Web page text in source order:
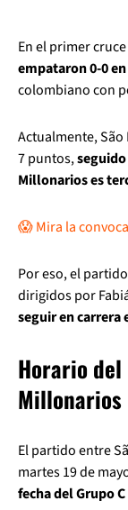
En el primer
empataron 0-0
colombiano con
Actualmente, São
7 puntos,
Millonarios es
😱 Mira la
Por eso, el
dirigidos por
seguir en carrera
Horario del
Millonarios
El partido entre
martes 19 de
fecha del Grupo